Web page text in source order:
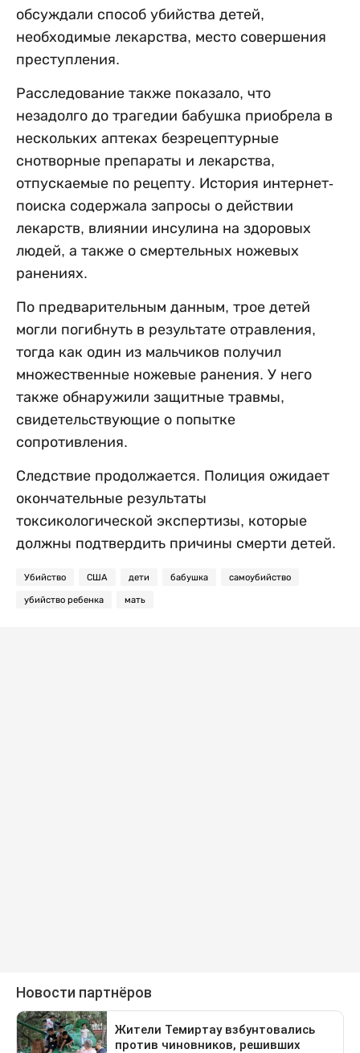
обсуждали способ убийства детей,
необходимые лекарства, место совершения
преступления.
Расследование также показало, что
незадолго до трагедии бабушка приобрела в
нескольких аптеках безрецептурные
снотворные препараты и лекарства,
отпускаемые по рецепту. История интернет-
поиска содержала запросы о действии
лекарств, влиянии инсулина на здоровых
людей, а также о смертельных ножевых
ранениях.
По предварительным данным, трое детей
могли погибнуть в результате отравления,
тогда как один из мальчиков получил
множественные ножевые ранения. У него
также обнаружили защитные травмы,
свидетельствующие о попытке
сопротивления.
Следствие продолжается. Полиция ожидает
окончательные результаты
токсикологической экспертизы, которые
должны подтвердить причины смерти детей.
Убийство США дети бабушка самоубийство
убийство ребенка мать